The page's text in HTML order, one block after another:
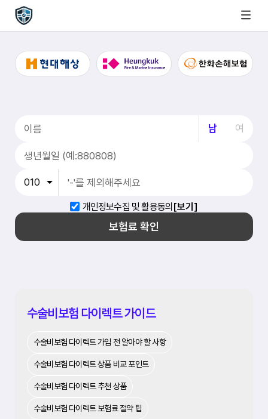
남 여
개인정보수집 및 활용동의 [보기]
보험료 확인
수술비보험 다이렉트 가이드
수술비보험 다이렉트 가입 전 알아야 할 사항
수술비보험 다이렉트 상품 비교 포인트
수술비보험 다이렉트 추천 상품
수술비보험 다이렉트 보험료 절약 팁